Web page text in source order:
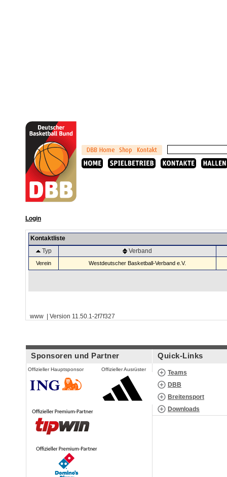
Login
Kontaktliste
Typ
Verband
Verein Westdeutscher Basketball-Verband e.V.
www | Version 11.50.1-2f7f327
Sponsoren und Partner
Offizieller Hauptsponsor Offizieller Ausrüster
Quick-Links
Teams
DBB
Breitensport
Downloads